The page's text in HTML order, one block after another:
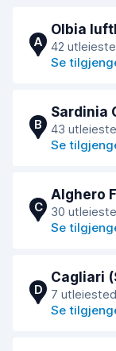
A
Olbia
42
Se
B
Sardinia
43
Se
C
Alghero
30
Se
D
Cagliari
7
Se